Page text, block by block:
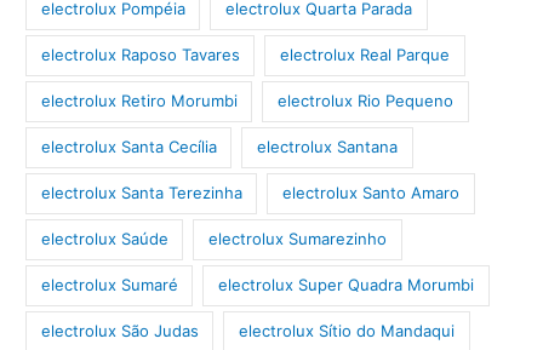
electrolux Pompéia electrolux Quarta Parada
electrolux Raposo Tavares electrolux Real Parque
electrolux Retiro Morumbi electrolux Rio Pequeno
electrolux Santa Cecília electrolux Santana
electrolux Santa Terezinha electrolux Santo Amaro
electrolux Saúde electrolux Sumarezinho
electrolux Sumaré electrolux Super Quadra Morumbi
electrolux São Judas electrolux Sítio do Mandaqui